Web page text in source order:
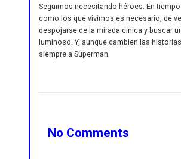
Seguimos necesitando héroes. En
como los que vivimos es necesario, de
despojarse de la mirada cínica y buscar
luminoso. Y, aunque cambien las
siempre a Superman.
No Comments